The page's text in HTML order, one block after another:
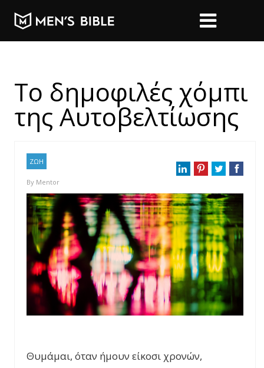
Το δημοφιλές χόμπι
της Αυτοβελτίωσης
ΖΩΗ
By Mentor
Θυμάμαι, όταν ήμουν είκοσι χρονών,